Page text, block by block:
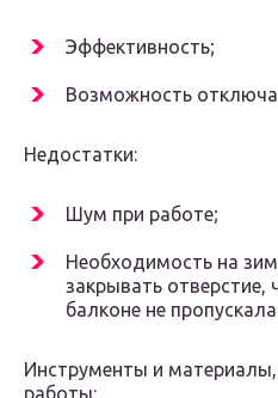
Эффективность;
Возможность
Недостатки:
Шум при работе;
Необходимость на
закрывать
балконе не
Инструменты и
работы: